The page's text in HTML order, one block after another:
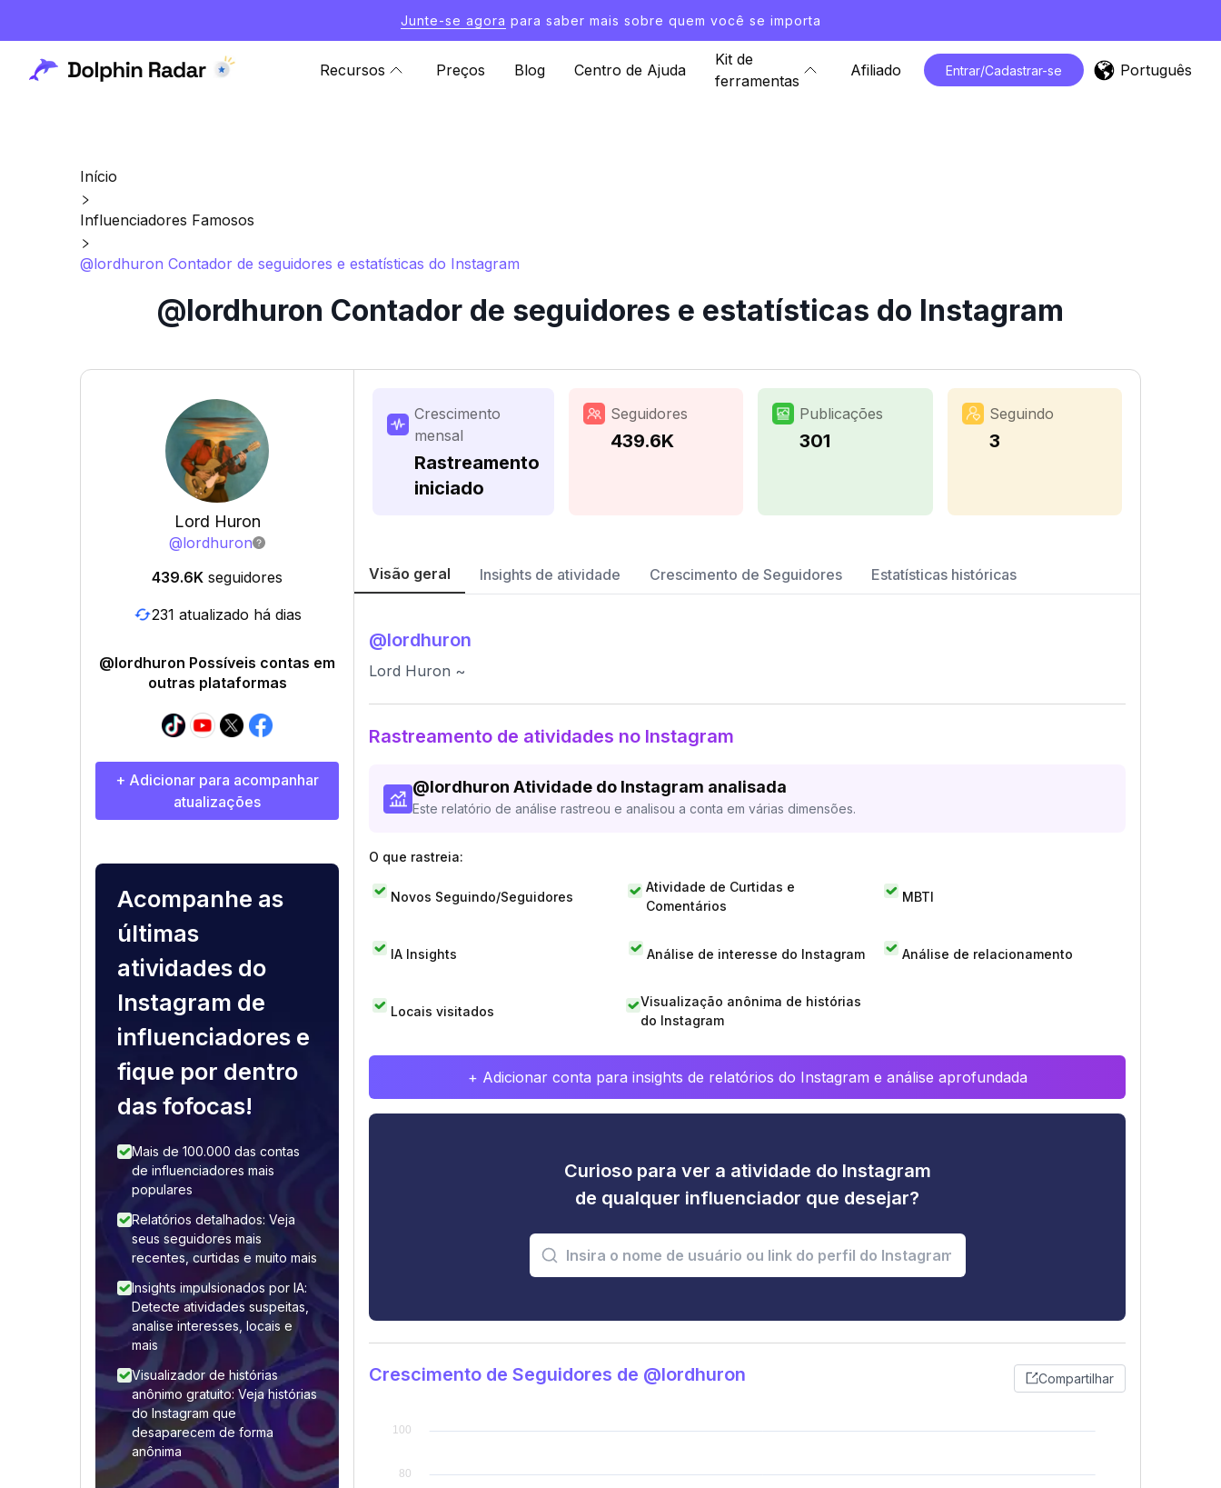
Junte-se agora para saber mais sobre quem você se importa
Recursos Preços Blog Centro de Ajuda
Kit de
ferramentas
Afiliado Entrar/Cadastrar-se Português
Início
Influenciadores Famosos
@lordhuron Contador de seguidores e estatísticas do Instagram
@lordhuron Contador de seguidores e estatísticas do Instagram
Lord Huron
@lordhuron
439.6K seguidores
231 atualizado há dias
@lordhuron Possíveis contas em
outras plataformas
+ Adicionar para acompanhar
atualizações
Acompanhe as
últimas
atividades do
Instagram de
influenciadores e
fique por dentro
das fofocas!
Mais de 100.000 das contas
de influenciadores mais
populares
Relatórios detalhados: Veja
seus seguidores mais
recentes, curtidas e muito mais
Insights impulsionados por IA:
Detecte atividades suspeitas,
analise interesses, locais e
mais
Visualizador de histórias
anônimo gratuito: Veja histórias
do Instagram que
desaparecem de forma
anônima
Crescimento
mensal
Rastreamento
iniciado
Seguidores
439.6K
Publicações
301
Seguindo
3
Visão geral Insights de atividade Crescimento de Seguidores Estatísticas históricas
@lordhuron
Lord Huron ~
Rastreamento de atividades no Instagram
@lordhuron Atividade do Instagram analisada
Este relatório de análise rastreou e analisou a conta em várias dimensões.
O que rastreia:
Novos Seguindo/Seguidores
Atividade de Curtidas e
Comentários
MBTI
IA Insights Análise de interesse do Instagram Análise de relacionamento
Locais visitados
Visualização anônima de histórias
do Instagram
+ Adicionar conta para insights de relatórios do Instagram e análise aprofundada
Curioso para ver a atividade do Instagram
de qualquer influenciador que desejar?
Crescimento de Seguidores de @lordhuron Compartilhar